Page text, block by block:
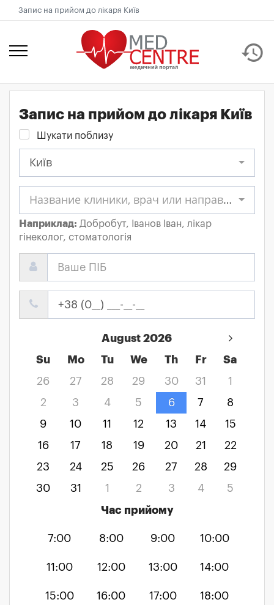
Запис на прийом до лікаря Київ
history
Запис на прийом до лікаря Київ
Шукати поблизу
Київ
Название клиники, врач или направление
Наприклад: Добробут, Іванов Іван, лікар
гінеколог, стоматологія
August 2026
Su
Mo Tu We Th Fr
Sa
26
27 28 29 30 31
1
2
3 4 5 6 7
8
9
10 11 12 13 14
15
16
17 18 19 20 21
22
23
24 25 26 27 28
29
30
31 1 2 3 4
5
Час прийому
7:00 8:00 9:00 10:00
11:00 12:00 13:00 14:00
15:00 16:00 17:00 18:00